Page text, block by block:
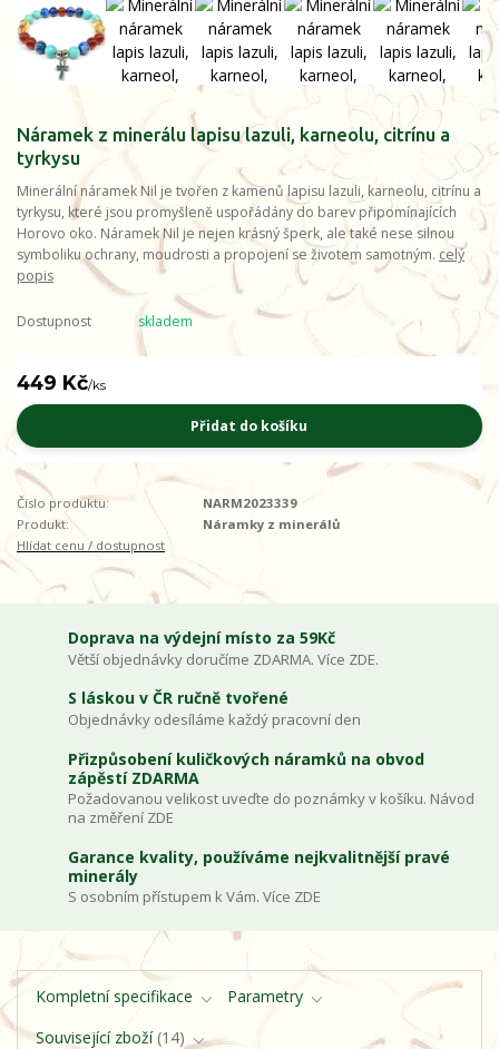
Náramek z minerálu lapisu lazuli, karneolu, citrínu a
tyrkysu
Minerální náramek Nil je tvořen z kamenů lapisu lazuli, karneolu, citrínu a
tyrkysu, které jsou promyšleně uspořádány do barev připomínajících
Horovo oko. Náramek Nil je nejen krásný šperk, ale také nese silnou
symboliku ochrany, moudrosti a propojení se životem samotným. celý
popis
Dostupnost skladem
449 Kč/ks
Přidat do košíku
Číslo produktu:
NARM2023339
Produkt:
Náramky z minerálů
Hlídat cenu / dostupnost
Doprava na výdejní místo za 59Kč
Větší objednávky doručíme ZDARMA. Více ZDE.
S láskou v ČR ručně tvořené
Objednávky odesíláme každý pracovní den
Přizpůsobení kuličkových náramků na obvod
zápěstí ZDARMA
Požadovanou velikost uveďte do poznámky v košíku. Návod
na změření ZDE
Garance kvality, používáme nejkvalitnější pravé
minerály
S osobním přístupem k Vám. Více ZDE
Kompletní specifikace
Parametry
Související zboží 14